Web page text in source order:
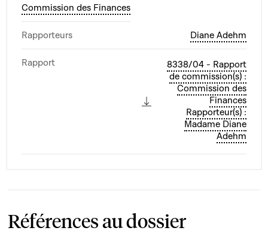
Commission des Finances
Rapporteurs Diane Adehm
Rapport
8338/04 - Rapport
de commission(s) :
Commission des
Finances
Rapporteur(s) :
Madame Diane
Adehm
Références au dossier